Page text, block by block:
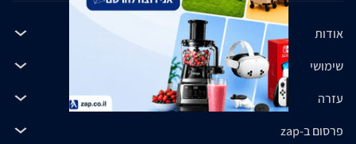
אודות
שימושי
עזרה
פרסום ב-zap